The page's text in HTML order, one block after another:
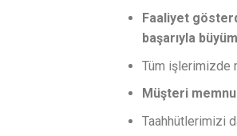
Faaliyet
başarıyla
Tüm işlerimizde
Müşteri
Taahhütlerimizi